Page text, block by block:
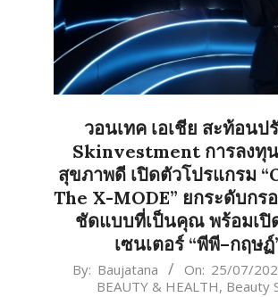
วอนเทค เอเชีย สะท้อน
Skinvestment การลงทุ
สุขภาพดี เปิดตัวโปรแกรม
The X-MODE” ยกระดับกร
ชัดแบบที่เป็นคุณ พร้อมเปิ
เซนเตอร์ “พีพี–กฤษฏ์
2026-
By: Baujatana On: 25/07/
BEAUTY & HEALTH, Beauty